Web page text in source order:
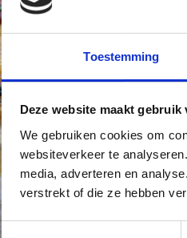
Toestemming
Deze website maakt gebruik
We gebruiken cookies om
websiteverkeer te
media, adverteren en
verstrekt of die ze hebben
Toestemmingsselectie